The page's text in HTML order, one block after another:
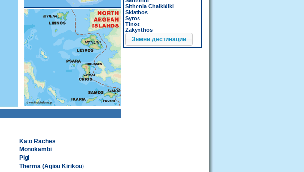
Kato Raches
Monokambi
Pigi
Therma (Agiou Kirikou)
Sithonia Chalkidiki
Skiathos
Syros
Tinos
Zakynthos
Зимни дестинации